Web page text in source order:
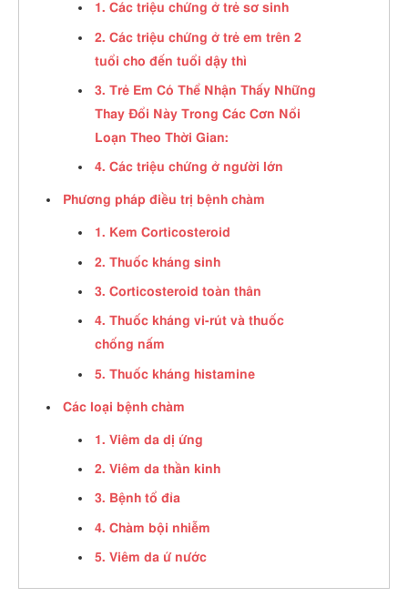
1. Các triệu chứng ở trẻ sơ sinh
2. Các triệu chứng ở trẻ em trên 2
tuổi cho đến tuổi dậy thì
3. Trẻ Em Có Thể Nhận Thấy Những
Thay Đổi Này Trong Các Cơn Nổi
Loạn Theo Thời Gian:
4. Các triệu chứng ở người lớn
Phương pháp điều trị bệnh chàm
1. Kem Corticosteroid
2. Thuốc kháng sinh
3. Corticosteroid toàn thân
4. Thuốc kháng vi-rút và thuốc
chống nấm
5. Thuốc kháng histamine
Các loại bệnh chàm
1. Viêm da dị ứng
2. Viêm da thần kinh
3. Bệnh tổ đỉa
4. Chàm bội nhiễm
5. Viêm da ứ nước